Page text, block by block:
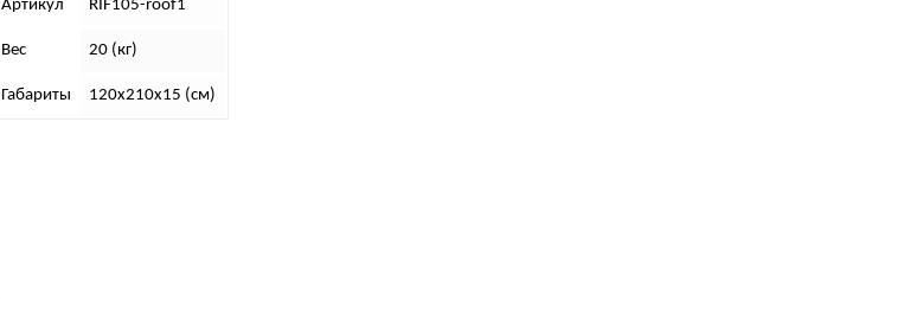
Артикул RIF105-roof1
Вес 20 (кг)
Габариты 120х210х15 (см)